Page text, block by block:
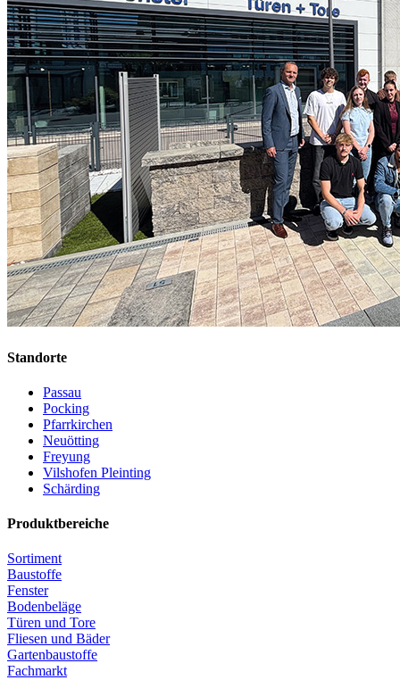
Standorte
Passau
Pocking
Pfarrkirchen
Neuötting
Freyung
Vilshofen Pleinting
Schärding
Produktbereiche
Sortiment
Baustoffe
Fenster
Bodenbeläge
Türen und Tore
Fliesen und Bäder
Gartenbaustoffe
Fachmarkt